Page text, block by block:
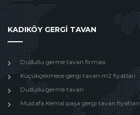
KADIKÖY GERGİ TAVAN
Dudullu germe tavan firması
Küçükçekmece gergi tavan m2 fiyatları
Dudullu germe tavan
Mustafa Kemal paşa gergi tavan fiyatları